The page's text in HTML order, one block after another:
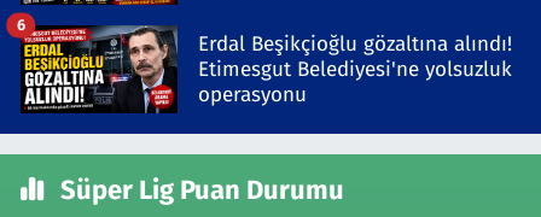
Erdal Beşikçioğlu gözaltına alındı!
Etimesgut Belediyesi'ne yolsuzluk
operasyonu
6
Süper Lig Puan Durumu